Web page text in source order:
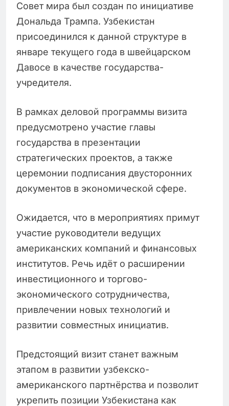
Совет мира был создан по инициативе
Дональда Трампа. Узбекистан
присоединился к данной структуре в
январе текущего года в швейцарском
Давосе в качестве государства-
учредителя.
В рамках деловой программы визита
предусмотрено участие главы
государства в презентации
стратегических проектов, а также
церемонии подписания двусторонних
документов в экономической сфере.
Ожидается, что в мероприятиях примут
участие руководители ведущих
американских компаний и финансовых
институтов. Речь идёт о расширении
инвестиционного и торгово-
экономического сотрудничества,
привлечении новых технологий и
развитии совместных инициатив.
Предстоящий визит станет важным
этапом в развитии узбекско-
американского партнёрства и позволит
укрепить позиции Узбекистана как